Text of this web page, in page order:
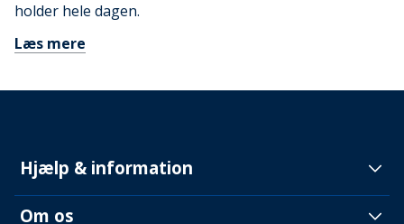
holder hele dagen.
Læs mere
Hjælp & information
Om os